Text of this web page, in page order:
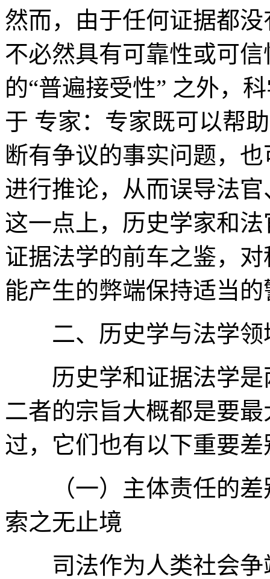
然而，由于任何证据都
不必然具有可靠性或可
的“普遍接受性” 之外，
于 专家：专家既可以帮
断有争议的事实问题，
进行推论，从而误导法
这一点上，历史学家和
证据法学的前车之鉴，
能产生的弊端保持适当的
二、历史学与法学领
历史学和证据法学是
二者的宗旨大概都是要
过，它们也有以下重要差
（一）主体责任的差
索之无止境
司法作为人类社会争